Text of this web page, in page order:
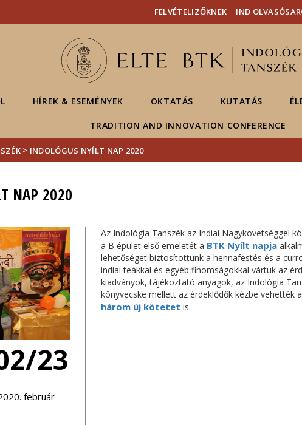
Hírek
Események
ELTE a
FELVÉTELIZŐKNEK IND
HÍREK & ESEMÉNYEK OKTATÁS KUTATÁS
TRADITION AND INNOVATION CONFERENCE
> INDOLÓGUS NYÍLT NAP 2020
NAP 2020
23
február
Az Indológia Tanszék az Indiai Nagykövetséggel
a B épület első emeletét a BTK Nyílt napja
lehetőséget biztosítottunk a hennafestés és a
indiai teákkal és egyéb finomságokkal vártuk az
kiadványok, tájékoztató anyagok, az Indológia
könyvecske mellett az érdeklődők kézbe vehették
három új kötetet is.